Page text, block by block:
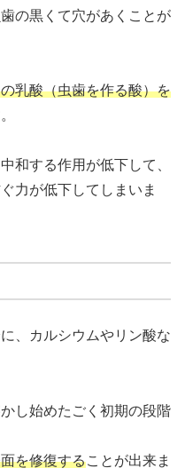
の黒くて穴があくことが
乳酸（虫歯を作る酸）を
和する作用が低下して、
力が低下してしまいま
、カルシウムやリン酸な
し始めたごく初期の段階
を修復することが出来ま